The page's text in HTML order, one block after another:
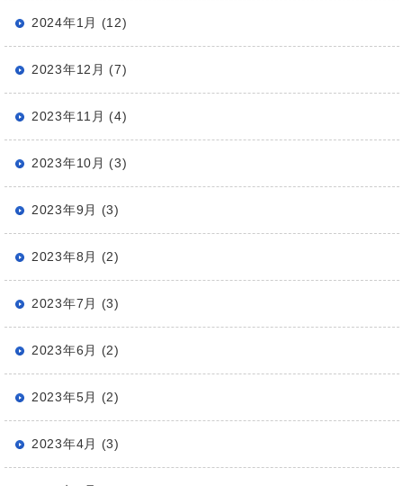
2024年1月 (12)
2023年12月 (7)
2023年11月 (4)
2023年10月 (3)
2023年9月 (3)
2023年8月 (2)
2023年7月 (3)
2023年6月 (2)
2023年5月 (2)
2023年4月 (3)